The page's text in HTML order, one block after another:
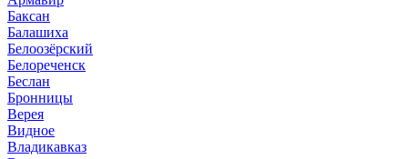
Баксан
Балашиха
Белоозёрский
Белореченск
Беслан
Бронницы
Верея
Видное
Владикавказ